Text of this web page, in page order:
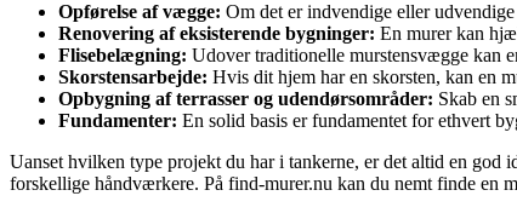
Opførelse af vægge: Om det er indvendige eller
Renovering af eksisterende bygninger: En murer kan
Flisebelægning: Udover traditionelle murstensvægge kan
Skorstensarbejde: Hvis dit hjem har en skorsten, kan en
Opbygning af terrasser og udendørsområder: Skab en
Fundamenter: En solid basis er fundamentet for ethvert
Uanset hvilken type projekt du har i tankerne, er det altid en
forskellige håndværkere. På find-murer.nu kan du nemt finde en